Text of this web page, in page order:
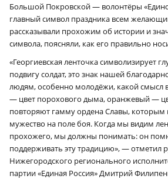
Большой Покровской — волонтёры
главный символ праздника всем
рассказывали прохожим об истории и
символа, поясняли, как его правильно
«Георгиевская ленточка символизирует
подвигу солдат, это знак нашей
людям, особенно молодёжи, какой смысл
— цвет порохового дыма, оранжевый —
повторяют гамму ордена Славы, которым
мужество на поле боя. Когда мы видим
прохожего, мы должны понимать: он
поддерживать эту традицию», — отметил
Нижегородского регионального
партии «Единая Россия» Дмитрий